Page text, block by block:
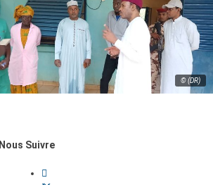
© (DR)
Nous Suivre